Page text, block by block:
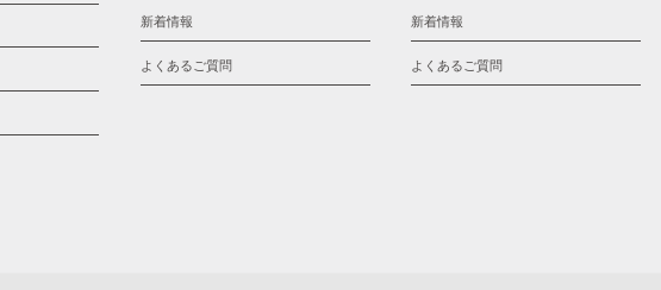
新着情報
よくあるご質問
新着情報
よくあるご質問